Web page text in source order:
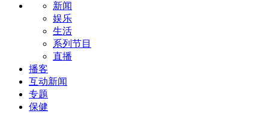
新闻
娱乐
生活
系列节目
直播
播客
互动新闻
专题
保健